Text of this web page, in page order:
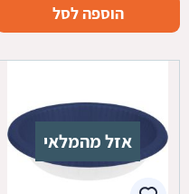
הוספה לסל
אזל מהמלאי